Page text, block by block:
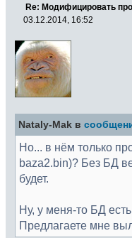
Re: Модифицировать
03.12.2014, 16:52
Nataly-Mak в
Но... в нём только
baza2.bin)? Без БД
будет.
Ну, у меня-то БД
Предлагаете мне